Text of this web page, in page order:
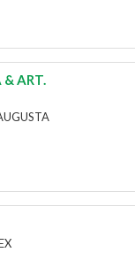
& ART.